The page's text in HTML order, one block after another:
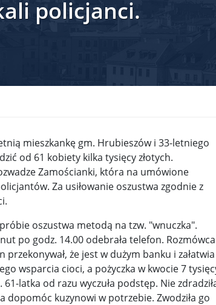
w plan Giorgii Meloni, by odsyłać imig ...
Powstania Warszawskiego. Jan Oł ...
zaostrza wojnę celną z Kanadą. Biały ...
się nowego języka. Wzorują się na D ...
Powstanie Warszawskie było potrzebne i ...
Stawska: Szczucie dziś na Niemców to ...
Krajewski o słowach „Polska dla Polak ...
z PiS krytykuje Grzegorza Brauna. ...
stóp Trumpa. Negocjuj albo płać 50 proc. ...
policjanci.
mieszkankę gm. Hrubieszów i 33-letniego
od 61 kobiety kilka tysięcy złotych.
Zamościanki, która na umówione
Za usiłowanie oszustwa zgodnie z
oszustwa metodą na tzw. "wnuczka".
po godz. 14.00 odebrała telefon. Rozmówca
przekonywał, że jest w dużym banku i załatwia
wsparcia cioci, a pożyczka w kwocie 7
latka od razu wyczuła podstęp. Nie
kuzynowi w potrzebie. Zwodziła go